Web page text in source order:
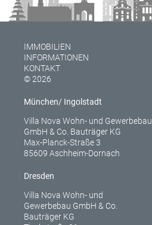
IMMOBILIEN
INFORMATIONEN
KONTAKT
© 2026
München/ Ingolstadt
Villa Nova Wohn- und Gewerbebau
GmbH & Co. Bauträger KG
Max-Planck-Straße 3
85609 Aschheim-Dornach
Dresden
Villa Nova Wohn- und
Gewerbebau GmbH & Co.
Bauträger KG